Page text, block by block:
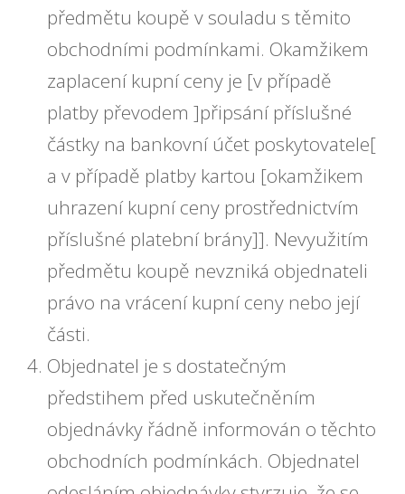
předmětu koupě v souladu s těmito
obchodními podmínkami. Okamžikem
zaplacení kupní ceny je [v případě
platby převodem ]připsání příslušné
částky na bankovní účet poskytovatele[
a v případě platby kartou [okamžikem
uhrazení kupní ceny prostřednictvím
příslušné platební brány]]. Nevyužitím
předmětu koupě nevzniká objednateli
právo na vrácení kupní ceny nebo její
části.
Objednatel je s dostatečným
předstihem před uskutečněním
objednávky řádně informován o těchto
obchodních podmínkách. Objednatel